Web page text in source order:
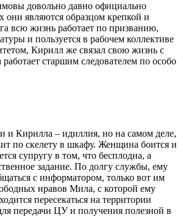
довольно давно официально
они являются образцом крепкой и
всю жизнь работает по призванию,
и пользуется в рабочем коллективе
Кирилл же связал свою жизнь с
старшим следователем по особо
и Кирилла – идиллия, но на самом деле,
по скелету в шкафу. Женщина боится и
супругу в том, что бесплодна, а
задание. По долгу службы, ему
с информатором, только вот им
нравов Мила, с которой ему
пересекаться на территории
передачи ЦУ и получения полезной в